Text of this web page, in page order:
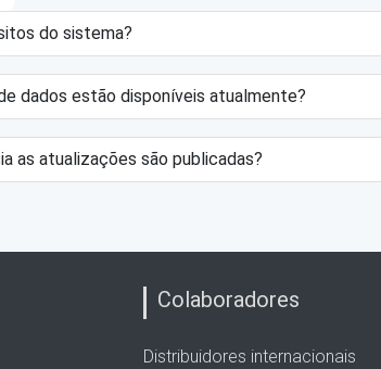
do sistema?
dados estão disponíveis atualmente?
as atualizações são publicadas?
Colaboradores
Distribuidores internacionais